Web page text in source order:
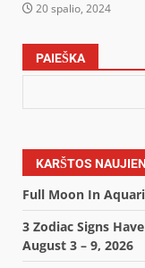
20 spalio, 2024
PAIEŠKA
KARŠTOS
Full Moon In
3 Zodiac Signs
August 3 – 9, 2026